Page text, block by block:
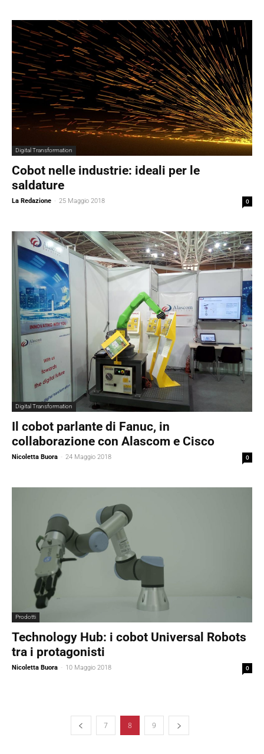
Digital Transformation
Cobot nelle industrie: ideali per le
saldature
La Redazione - 25 Maggio 2018 0
Digital Transformation
Il cobot parlante di Fanuc, in
collaborazione con Alascom e Cisco
Nicoletta Buora - 24 Maggio 2018 0
Prodotti
Technology Hub: i cobot Universal Robots
tra i protagonisti
Nicoletta Buora - 10 Maggio 2018 0
7 8 9